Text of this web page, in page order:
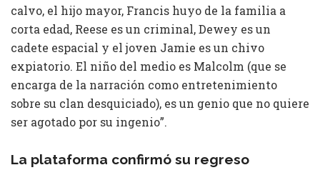
calvo, el hijo mayor, Francis huyo de la familia a
corta edad, Reese es un criminal, Dewey es un
cadete espacial y el joven Jamie es un chivo
expiatorio. El niño del medio es Malcolm (que se
encarga de la narración como entretenimiento
sobre su clan desquiciado), es un genio que no quiere
ser agotado por su ingenio”.
La plataforma confirmó su regreso